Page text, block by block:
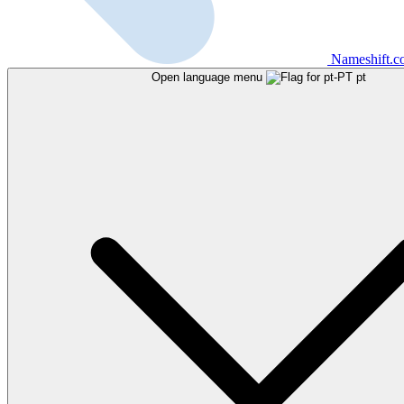
Open language menu pt